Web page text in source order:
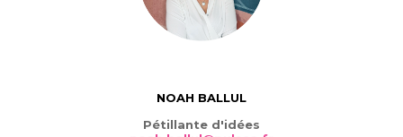
NOAH BALLUL
Pétillante d'idées